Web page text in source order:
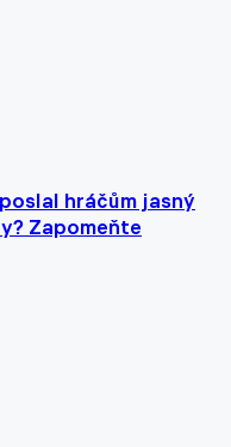
hráčům jasný
Zapomeňte